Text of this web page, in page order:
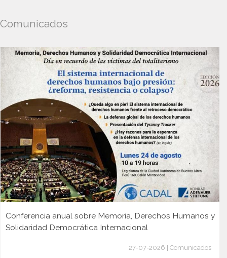
Comunicados
Conferencia anual sobre Memoria, Derechos Humanos y
Solidaridad Democrática Internacional
27-07-2026 | Comunicados